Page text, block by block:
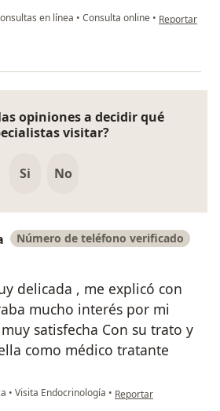
en línea • Consulta online • en opinión
Reportar
opiniones a decidir qué
visitar?
Si No
Número de teléfono verificado
delicada , me explicó con
mucho interés por mi
satisfecha Con su trato y
como médico tratante
• Visita Endocrinología • en opinión del usuario
Reportar